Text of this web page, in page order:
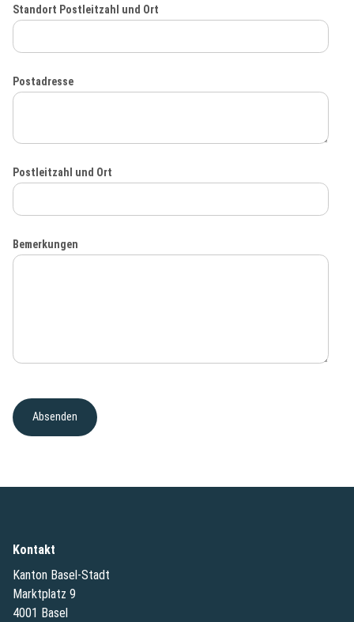
Standort Postleitzahl und Ort
Postadresse
Postleitzahl und Ort
Bemerkungen
Kontakt
Kanton Basel-Stadt
Marktplatz 9
4001 Basel